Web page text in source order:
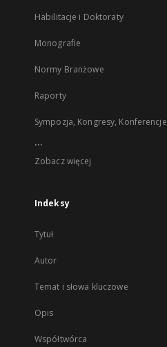
Habilitacje i Doktoraty
Monografie
Normy Branżowe
Raporty
Sympozja, Kongresy, Konferencje
...
Zobacz więcej
Indeksy
Tytuł
Autor
Temat i słowa kluczowe
Opis
Współtwórca